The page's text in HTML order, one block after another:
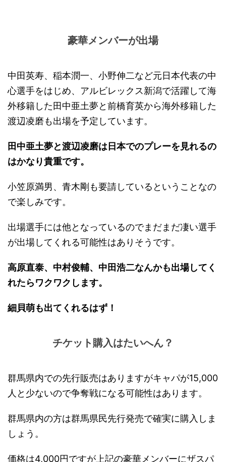
豪華メンバーが出場
中田英寿、稲本潤一、小野伸二など元日本代表の中
心選手をはじめ、アルビレックス新潟で活躍して海
外移籍した田中亜土夢と前橋育英から海外移籍した
渡辺凌磨も出場を予定しています。
田中亜土夢と渡辺凌磨は日本でのプレーを見れるの
はかなり貴重です。
小笠原満男、青木剛も要請しているということなの
で楽しみです。
出場選手には他となっているのでまだまだ凄い選手
が出場してくれる可能性はありそうです。
高原直泰、中村俊輔、中田浩二なんかも出場してく
れたらワクワクします。
細貝萌も出てくれるはず！
チケット購入はたいへん？
群馬県内での先行販売はありますがキャパが15,000
人と少ないので争奪戦になる可能性はあります。
群馬県内の方は群馬県民先行発売で確実に購入しま
しょう。
価格は4,000円ですが上記の豪華メンバーにザスパ